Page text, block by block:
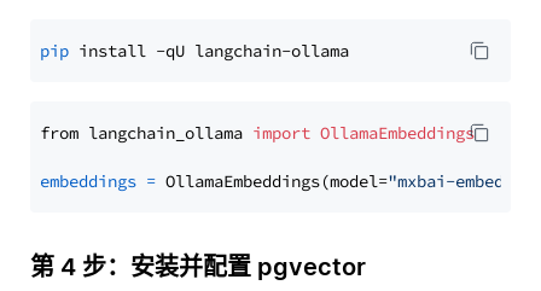
pip
from langchain_ollama import OllamaEmbeddings
embeddings = OllamaEmbeddings(model="mxbai-embed-
第 4 步：安装并配置 pgvector